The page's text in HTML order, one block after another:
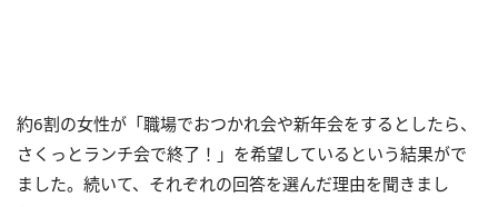
約6割の女性が「職場でおつかれ会や新年会をするとしたら、
さくっとランチ会で終了！」を希望しているという結果がで
ました。続いて、それぞれの回答を選んだ理由を聞きまし